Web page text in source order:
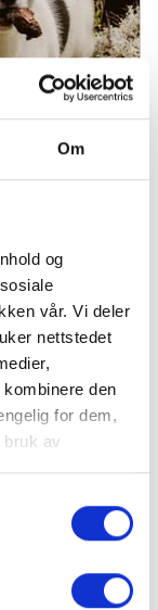
Om
og
vår. Vi deler
nettstedet
den
for dem,
bruk av